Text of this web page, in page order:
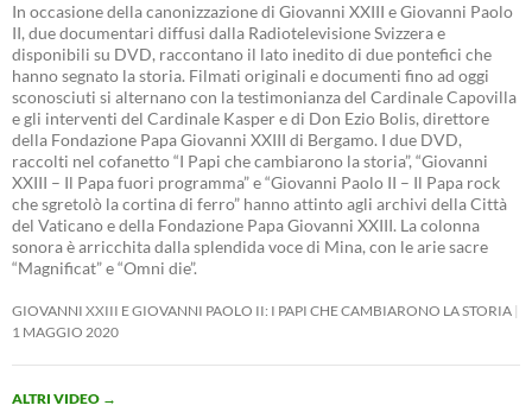
In occasione della canonizzazione di Giovanni XXIII e Giovanni Paolo
II, due documentari diffusi dalla Radiotelevisione Svizzera e
disponibili su DVD, raccontano il lato inedito di due pontefici che
hanno segnato la storia. Filmati originali e documenti fino ad oggi
sconosciuti si alternano con la testimonianza del Cardinale Capovilla
e gli interventi del Cardinale Kasper e di Don Ezio Bolis, direttore
della Fondazione Papa Giovanni XXIII di Bergamo. I due DVD,
raccolti nel cofanetto “I Papi che cambiarono la storia”, “Giovanni
XXIII – Il Papa fuori programma” e “Giovanni Paolo II – Il Papa rock
che sgretolò la cortina di ferro” hanno attinto agli archivi della Città
del Vaticano e della Fondazione Papa Giovanni XXIII. La colonna
sonora è arricchita dalla splendida voce di Mina, con le arie sacre
“Magnificat” e “Omni die”.
GIOVANNI XXIII E GIOVANNI PAOLO II: I PAPI CHE CAMBIARONO LA STORIA
1 MAGGIO 2020
ALTRI VIDEO →